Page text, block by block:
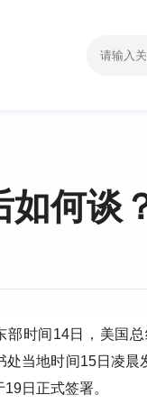
如何谈
部时间14日，美国
处当地时间15日凌
日正式签署。